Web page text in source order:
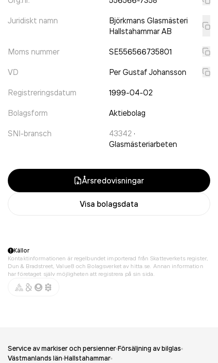
Juridiskt namn
Björkmans Glasmästeri
Hallstahammar AB
Moms nummer SE556566735801
VD Per Gustaf Johansson
Registreringsdatum 1999-04-02
Bolagsform Aktiebolag
SNI-bransch 43342 ·
Glasmästeriarbeten
Årsredovisningar
Visa bolagsdata
Källor
Kontaktinformationen är regelbundet importerad från Skatteverkets register,
Dun & Bradstreet, Value8 och Bolagsverket av hitta.se. Annan information
har företaget själv möjligheten att registrera på sin sida.
Service av markiser och persienner Försäljning av bilglas
Västmanlands län Hallstahammar